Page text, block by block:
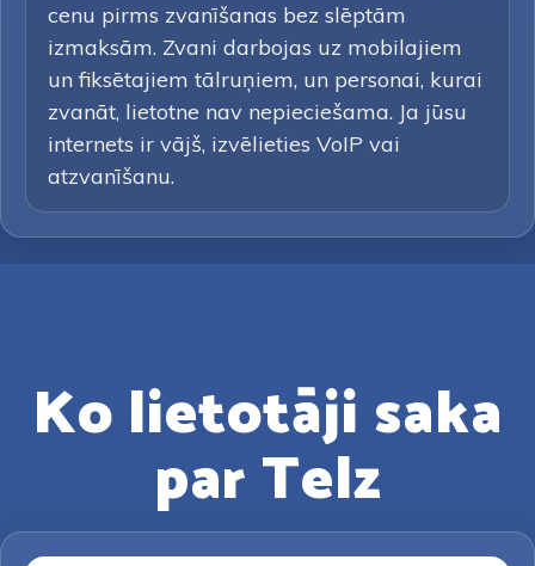
cenu pirms zvanīšanas bez slēptām
izmaksām. Zvani darbojas uz mobilajiem
un fiksētajiem tālruņiem, un personai, kurai
zvanāt, lietotne nav nepieciešama. Ja jūsu
internets ir vājš, izvēlieties VoIP vai
atzvanīšanu.
Ko lietotāji saka
par Telz